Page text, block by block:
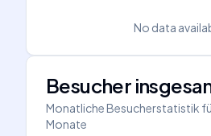
No data
Besucher
Monatliche Besucherstatistik
Monate